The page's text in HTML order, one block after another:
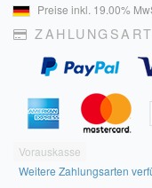
AGB und
Hinweise zur
Geschäftszeiten
Preise inkl. 19.00%
Vorauskasse
Weitere Zahlungsarten